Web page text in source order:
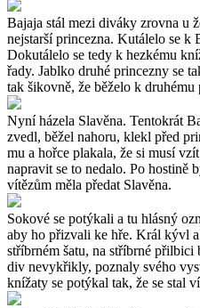
Bajaja stál mezi diváky zrovna u
nejstarší princezna. Kutálelo se k
Dokutálelo se tedy k hezkému
řady. Jablko druhé princezny se
tak šikovně, že běželo k druhému
Nyní házela Slavěna. Tentokrát
zvedl, běžel nahoru, klekl před
mu a hořce plakala, že si musí
napravit se to nedalo. Po hostině
vítězům měla předat Slavěna.
Sokové se potýkali a tu hlásný
aby ho přizvali ke hře. Král kývl
stříbrném šatu, na stříbrné
div nevykřikly, poznaly svého
knížaty se potýkal tak, že se stal